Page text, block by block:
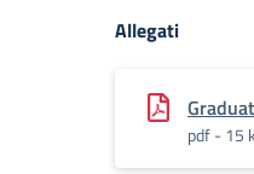
Allegati
pdf - 15